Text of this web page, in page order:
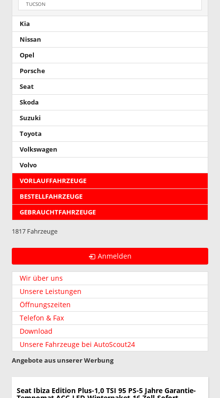
TUCSON
Kia
Nissan
Opel
Porsche
Seat
Skoda
Suzuki
Toyota
Volkswagen
Volvo
VORLAUFFAHRZEUGE
BESTELLFAHRZEUGE
GEBRAUCHTFAHRZEUGE
1817 Fahrzeuge
Anmelden
Wir über uns
Unsere Leistungen
Öffnungszeiten
Telefon & Fax
Download
Unsere Fahrzeuge bei AutoScout24
Angebote aus unserer Werbung
Seat Ibiza Edition Plus-1,0 TSI 95 PS-5 Jahre Garantie-